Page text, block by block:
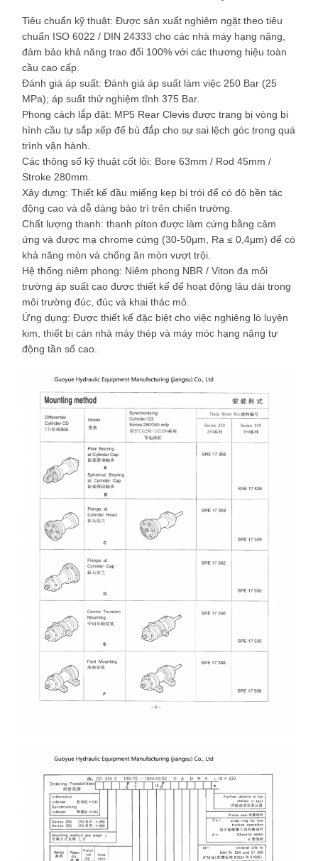
Tiêu chuẩn kỹ thuật: Được sản xuất nghiêm ngặt theo tiêu
chuẩn ISO 6022 / DIN 24333 cho các nhà máy hạng nặng,
đảm bảo khả năng trao đổi 100% với các thương hiệu toàn
cầu cao cấp.
Đánh giá áp suất: Đánh giá áp suất làm việc 250 Bar (25
MPa); áp suất thử nghiệm tĩnh 375 Bar.
Phong cách lắp đặt: MP5 Rear Clevis được trang bị vòng bi
hình cầu tự sắp xếp để bù đắp cho sự sai lệch góc trong quá
trình vận hành.
Các thông số kỹ thuật cốt lõi: Bore 63mm / Rod 45mm /
Stroke 280mm.
Xây dựng: Thiết kế đầu miếng kẹp bị trói để có độ bền tác
động cao và dễ dàng bảo trì trên chiến trường.
Chất lượng thanh: thanh píton được làm cứng bằng cảm
ứng và được mạ chrome cứng (30-50μm, Ra ≤ 0,4μm) để có
khả năng mòn và chống ăn mòn vượt trội.
Hệ thống niêm phong: Niêm phong NBR / Viton đa môi
trường áp suất cao được thiết kế để hoạt động lâu dài trong
môi trường đúc, đúc và khai thác mỏ.
Ứng dụng: Được thiết kế đặc biệt cho việc nghiêng lò luyện
kim, thiết bị cán nhà máy thép và máy móc hạng nặng tự
động tần số cao.